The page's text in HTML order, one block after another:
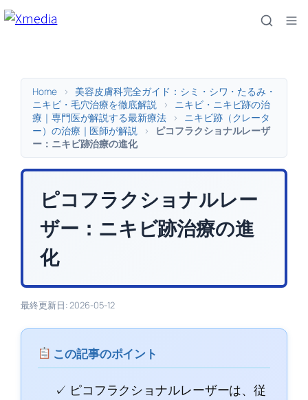
内
Home >
美容皮膚科完全ガイド：シミ・シワ・たるみ・
ニキビ・毛穴治療を徹底解説
>
ニキビ・ニキビ跡の治
療｜専門医が解説する最新療法
>
ニキビ跡（クレータ
ー）の治療｜医師が解説
>
ピコフラクショナルレーザ
ー：ニキビ跡治療の進化
ピコフラクショナルレー
ザー：ニキビ跡治療の進
化
最終更新日: 2026-05-12
この記事のポイント
✓ ピコフラクショナルレーザーは、従